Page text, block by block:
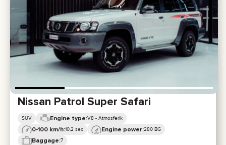
Nissan Patrol Super Safari
SUV Engine type:V8 - Atmosferik
0-100 km/h:10,2 sec Engine power:280 BG
Baggage:7